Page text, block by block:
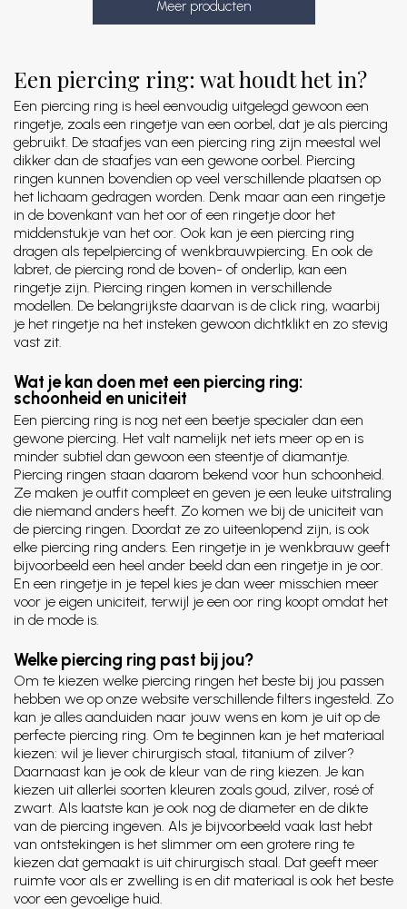
Een piercing ring: wat houdt het in?
Een piercing ring is heel eenvoudig uitgelegd gewoon een
ringetje, zoals een ringetje van een oorbel, dat je als piercing
gebruikt. De staafjes van een piercing ring zijn meestal wel
dikker dan de staafjes van een gewone oorbel. Piercing
ringen kunnen bovendien op veel verschillende plaatsen op
het lichaam gedragen worden. Denk maar aan een ringetje
in de bovenkant van het oor of een ringetje door het
middenstukje van het oor. Ook kan je een piercing ring
dragen als tepelpiercing of wenkbrauwpiercing. En ook de
labret, de piercing rond de boven- of onderlip, kan een
ringetje zijn. Piercing ringen komen in verschillende
modellen. De belangrijkste daarvan is de click ring, waarbij
je het ringetje na het insteken gewoon dichtklikt en zo stevig
vast zit.
Wat je kan doen met een piercing ring:
schoonheid en uniciteit
Een piercing ring is nog net een beetje specialer dan een
gewone piercing. Het valt namelijk net iets meer op en is
minder subtiel dan gewoon een steentje of diamantje.
Piercing ringen staan daarom bekend voor hun schoonheid.
Ze maken je outfit compleet en geven je een leuke uitstraling
die niemand anders heeft. Zo komen we bij de uniciteit van
de piercing ringen. Doordat ze zo uiteenlopend zijn, is ook
elke piercing ring anders. Een ringetje in je wenkbrauw geeft
bijvoorbeeld een heel ander beeld dan een ringetje in je oor.
En een ringetje in je tepel kies je dan weer misschien meer
voor je eigen uniciteit, terwijl je een oor ring koopt omdat het
in de mode is.
Welke piercing ring past bij jou?
Om te kiezen welke piercing ringen het beste bij jou passen
hebben we op onze website verschillende filters ingesteld. Zo
kan je alles aanduiden naar jouw wens en kom je uit op de
perfecte piercing ring. Om te beginnen kan je het materiaal
kiezen: wil je liever chirurgisch staal, titanium of zilver?
Daarnaast kan je ook de kleur van de ring kiezen. Je kan
kiezen uit allerlei soorten kleuren zoals goud, zilver, rosé of
zwart. Als laatste kan je ook nog de diameter en de dikte
van de piercing ingeven. Als je bijvoorbeeld vaak last hebt
van ontstekingen is het slimmer om een grotere ring te
kiezen dat gemaakt is uit chirurgisch staal. Dat geeft meer
ruimte voor als er zwelling is en dit materiaal is ook het beste
voor een gevoelige huid.